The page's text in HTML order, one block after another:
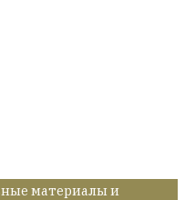
материалы и